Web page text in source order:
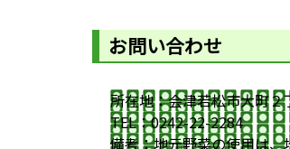
お問い合わせ
所在地：会津若松市大町２
TEL：0242-22-2284
備考：地元野菜の使用は